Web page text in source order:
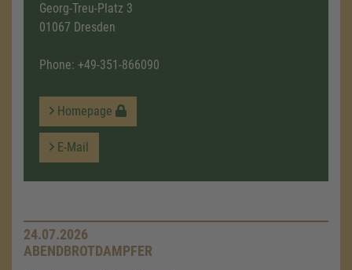
Georg-Treu-Platz 3
01067 Dresden
Phone: +49-351-866090
Homepage
E-Mail
24.07.2026
ABENDBROTDAMPFER